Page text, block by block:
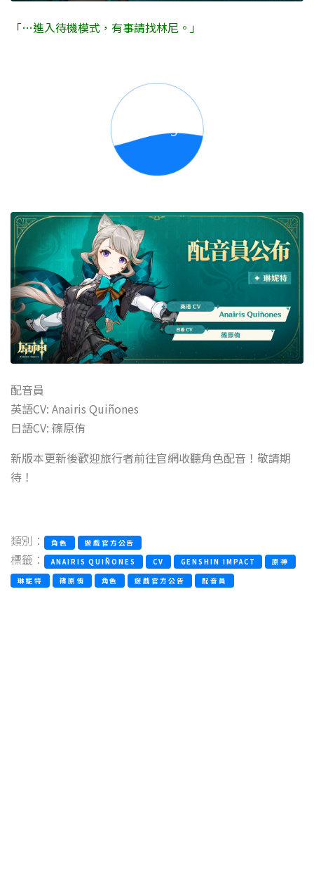
「…進入待機模式，有事請找林尼。」
配音員
英語CV: Anairis Quiñones
日語CV: 篠原侑
新版本更新後歡迎旅行者前往官網收聽角色配音！敬請期
待！
類別： 角色 遊戲官方公告
標籤： ANAIRIS QUIÑONES CV GENSHIN IMPACT
原神
琳妮特
篠原侑 角色 遊戲官方公告 配音員